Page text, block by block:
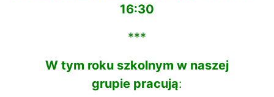
16:30
***
W tym roku szkolnym w naszej
grupie pracują: